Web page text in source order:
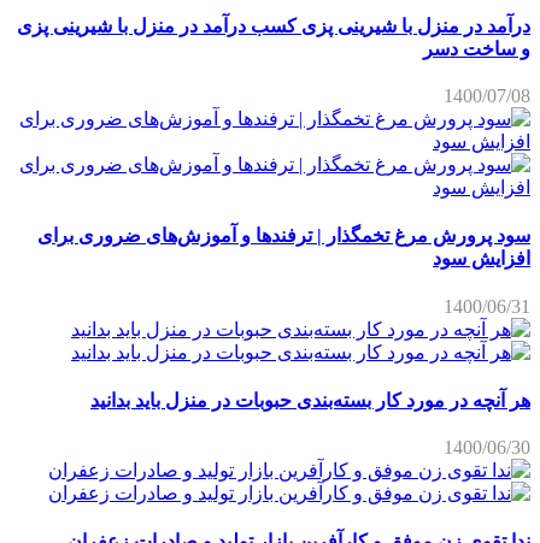
درآمد در منزل با شیرینی پزی کسب درآمد در منزل با شیرینی پزی
و ساخت دسر
1400/07/08
سود پرورش مرغ تخمگذار | ترفندها و آموزش‌های ضروری برای
افزایش سود
1400/06/31
هر آنچه در مورد کار بسته‌بندی حبوبات در منزل باید بدانید
1400/06/30